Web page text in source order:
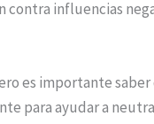
influencias
es importante
para ayudar a